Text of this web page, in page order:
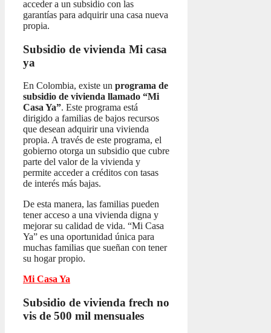
acceder a un subsidio con las
garantías para adquirir una casa nueva
propia.
Subsidio de vivienda Mi casa
ya
En Colombia, existe un programa de
subsidio de vivienda llamado “Mi
Casa Ya”. Este programa está
dirigido a familias de bajos recursos
que desean adquirir una vivienda
propia. A través de este programa, el
gobierno otorga un subsidio que cubre
parte del valor de la vivienda y
permite acceder a créditos con tasas
de interés más bajas.
De esta manera, las familias pueden
tener acceso a una vivienda digna y
mejorar su calidad de vida. “Mi Casa
Ya” es una oportunidad única para
muchas familias que sueñan con tener
su hogar propio.
Mi Casa Ya
Subsidio de vivienda frech no
vis de 500 mil mensuales